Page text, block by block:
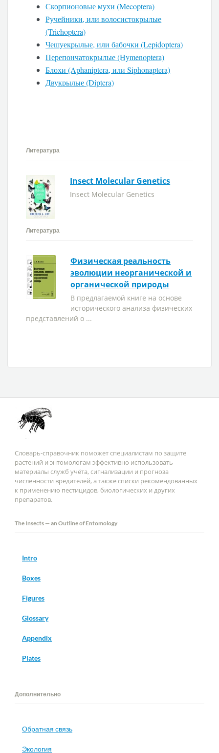
Скорпионовые мухи (Mecoptera)
Ручейники, или волосистокрылые
(Trichoptera)
Чешуекрылые, или бабочки (Lepidoptera)
Перепончатокрылые (Hymenoptera)
Блохи (Aphaniptera, или Siphonaptera)
Двукрылые (Diptera)
Литература
Insect Molecular Genetics
Insect Molecular Genetics
Литература
Физическая реальность
эволюции неорганической и
органической природы
В предлагаемой книге на основе
исторического анализа физических
представлений о ...
Словарь-справочник поможет специалистам по защите
растений и энтомологам эффективно использовать
материалы служб учёта, сигнализации и прогноза
численности вредителей, а также списки рекомендованных
к применению пестицидов, биологических и других
препаратов.
The Insects — an Outline of Entomology
Intro
Boxes
Figures
Glossary
Appendix
Plates
Дополнительно
Обратная связь
Экология